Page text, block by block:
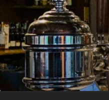
contenuto